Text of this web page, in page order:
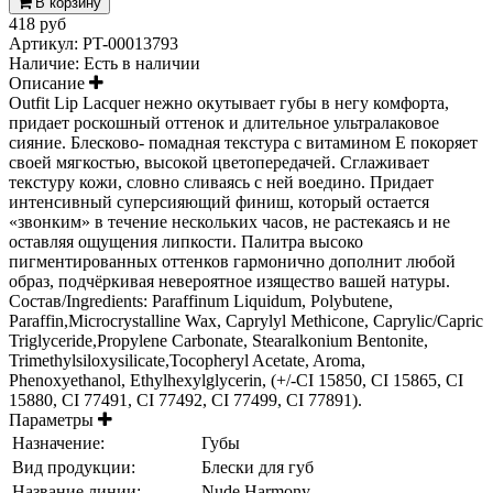
418 руб
Артикул: PT-00013793
Наличие: Есть в наличии
Описание
Outfit Lip Lacquer нежно окутывает губы в негу комфорта,
придает роскошный оттенок и длительное ультралаковое
сияние. Блесково- помадная текстура c витамином Е покоряет
своей мягкостью, высокой цветопередачей. Сглаживает
текстуру кожи, словно сливаясь с ней воедино. Придает
интенсивный суперсияющий финиш, который остается
«звонким» в течение нескольких часов, не растекаясь и не
оставляя ощущения липкости. Палитра высоко
пигментированных оттенков гармонично дополнит любой
образ, подчёркивая невероятное изящество вашей натуры.
Состав/Ingredients: Paraffinum Liquidum, Polybutene,
Paraffin,Microcrystalline Wax, Caprylyl Methicone, Caprylic/Capric
Triglyceride,Propylene Carbonate, Stearalkonium Bentonite,
Trimethylsiloxysilicate,Tocopheryl Acetate, Aroma,
Phenoxyethanol, Ethylhexylglycerin, (+/-CI 15850, CI 15865, CI
15880, CI 77491, CI 77492, CI 77499, CI 77891).
Параметры
Назначение:
Губы
Вид продукции:
Блески для губ